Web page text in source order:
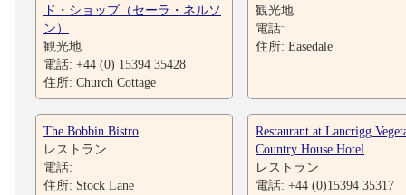
ド・ショップ（セーラ・ネルソ
ン）
観光地
電話: +44 (0) 15394 35428
住所: Church Cottage
観光地
電話:
住所: Easedale
The Bobbin Bistro
レストラン
電話:
住所: Stock Lane
Restaurant at Lancrigg
Country House Hotel
レストラン
電話: +44 (0)15394 35317